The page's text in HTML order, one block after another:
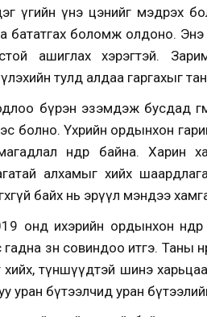
үгийн үнэ цэнийг мэдрэх
бататгах боломж олдоно. Энэ
ашиглах хэрэгтэй.
тулд алдаа гаргахыг
бүрэн эзэмдэж бусдад
болно. Үхрийн ордынхон гариг
өндөр байна. Харин
алхамыг хийх
байх нь эрүүл мэндээ
онд ихэрийн ордынхон
зөн совиндоо итгэ. Таны
хийх, түншүүдтэй шинэ
уран бүтээлчид уран